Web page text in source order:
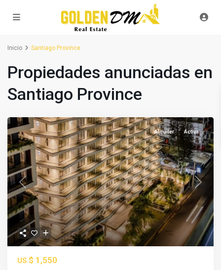
Inicio Santiago Province
Propiedades anunciadas en
Santiago Province
Previous Next
Alquiler Activa
US $ 1,550